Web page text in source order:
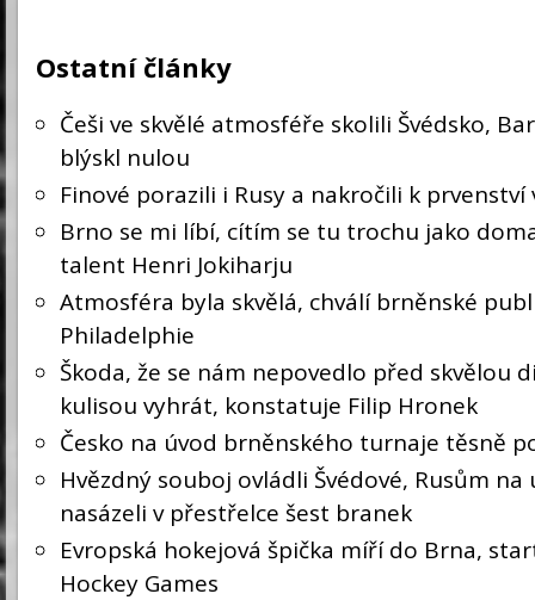
Ostatní články
Češi ve skvělé atmosféře skolili Švédsko,
blýskl nulou
Finové porazili i Rusy a nakročili k
Brno se mi líbí, cítím se tu trochu jako
talent Henri Jokiharju
Atmosféra byla skvělá, chválí brněnské
Philadelphie
Škoda, že se nám nepovedlo před skvělou
kulisou vyhrát, konstatuje Filip Hronek
Česko na úvod brněnského turnaje těsně
Hvězdný souboj ovládli Švédové, Rusům na
nasázeli v přestřelce šest branek
Evropská hokejová špička míří do Brna,
Hockey Games